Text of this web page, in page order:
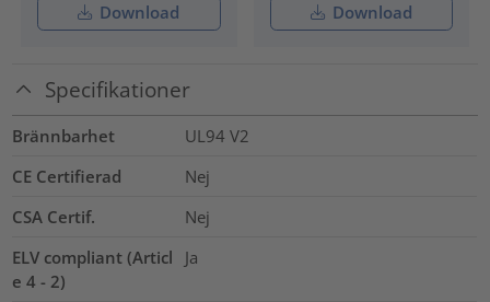
Download Download
Specifikationer
Brännbarhet
UL94 V2
CE Certifierad
Nej
CSA Certif.
Nej
ELV compliant (Articl
e 4 - 2)
Ja